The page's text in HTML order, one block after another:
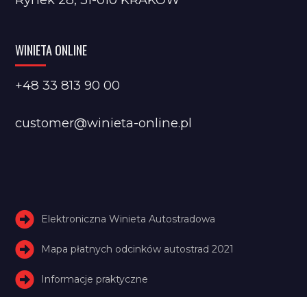
WINIETA ONLINE
+48 33 813 90 00
customer@winieta-online.pl
Elektroniczna Winieta Autostradowa
Mapa płatnych odcinków autostrad 2021
Informacje praktyczne